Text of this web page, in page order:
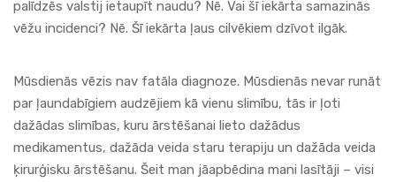
palīdzēs valstij ietaupīt naudu? Nē. Vai šī iekārta samazinās
vēžu incidenci? Nē. Šī iekārta ļaus cilvēkiem dzīvot ilgāk.
Mūsdienās vēzis nav fatāla diagnoze. Mūsdienās nevar runāt
par ļaundabīgiem audzējiem kā vienu slimību, tās ir ļoti
dažādas slimības, kuru ārstēšanai lieto dažādus
medikamentus, dažāda veida staru terapiju un dažāda veida
ķirurģisku ārstēšanu. Šeit man jāapbēdina mani lasītāji – visi